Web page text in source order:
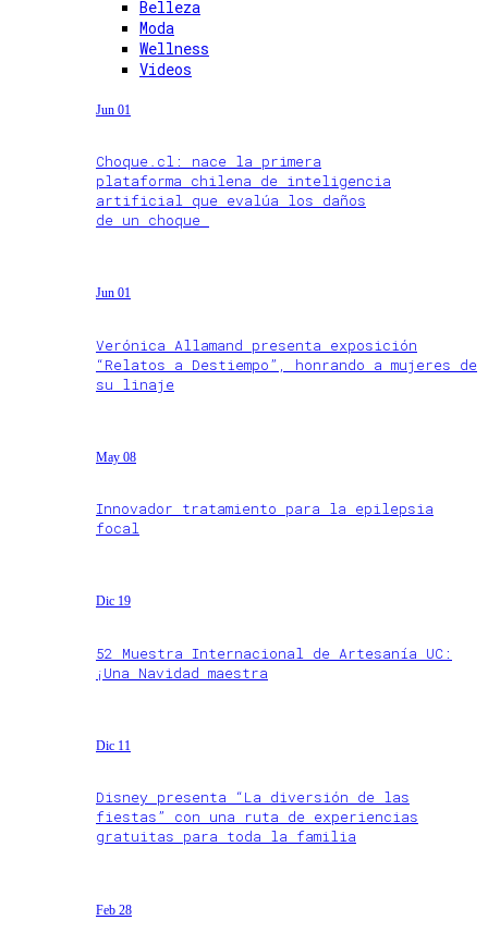
Belleza
Moda
Wellness
Videos
Jun 01
Choque.cl: nace la primera
plataforma chilena de inteligencia
artificial que evalúa los daños
de un choque
Jun 01
Verónica Allamand presenta exposición
“Relatos a Destiempo”, honrando a mujeres de
su linaje
May 08
Innovador tratamiento para la epilepsia
focal
Dic 19
52 Muestra Internacional de Artesanía UC:
¡Una Navidad maestra
Dic 11
Disney presenta “La diversión de las
fiestas” con una ruta de experiencias
gratuitas para toda la familia
Feb 28